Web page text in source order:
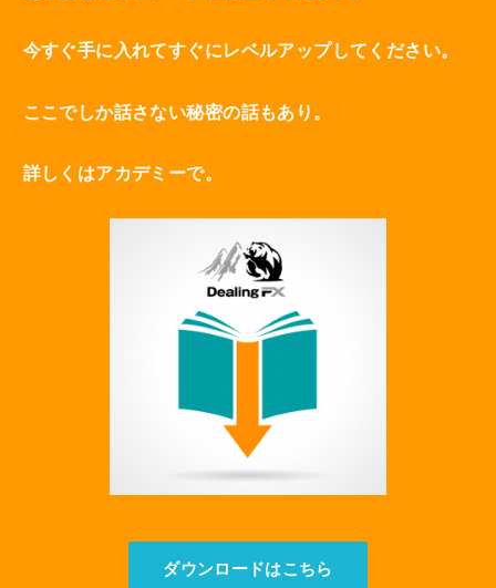
今すぐ手に入れてすぐにレベルアップしてください。
ここでしか話さない秘密の話もあり。
詳しくはアカデミーで。
ダウンロードはこちら